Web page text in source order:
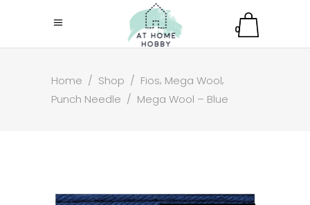
0
Home / Shop / Fios, Mega Wool,
Punch Needle / Mega Wool – Blue